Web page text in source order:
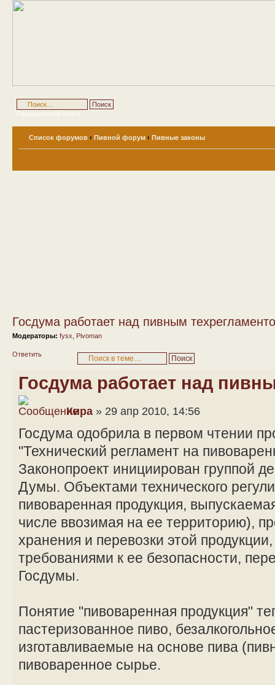
Расширенный поиск
Список форумов ‹ Пивной форум ‹ Пивные законы
Госдума работает над пивным
Модераторы: fysx Pivoman
Ответить
Госдума работает над
Кира » 29 апр 2010, 14:56
Госдума одобрила в первом чтении
"Технический регламент на
Законопроект инициирован группой
Думы. Объектами технического
пивоваренная продукция,
числе ввозимая на ее территорию),
хранения и перевозки этой
требованиями к ее безопасности,
Госдумы.
Понятие "пивоваренная продукция"
пастеризованное пиво,
изготавливаемые на основе пива
пивоваренное сырье.